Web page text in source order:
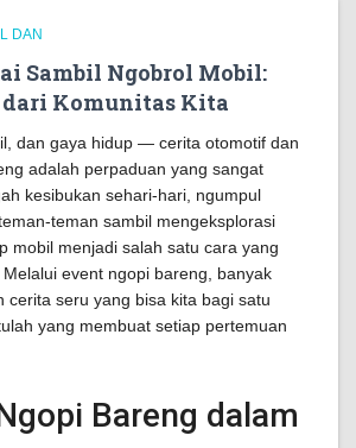
DAN
Sambil Ngobrol Mobil:
dari Komunitas Kita
dan gaya hidup — cerita otomotif dan
adalah perpaduan yang sangat
kesibukan sehari-hari, ngumpul
teman sambil mengeksplorasi
mobil menjadi salah satu cara yang
event ngopi bareng, banyak
cerita seru yang bisa kita bagi satu
yang membuat setiap pertemuan
Bareng dalam